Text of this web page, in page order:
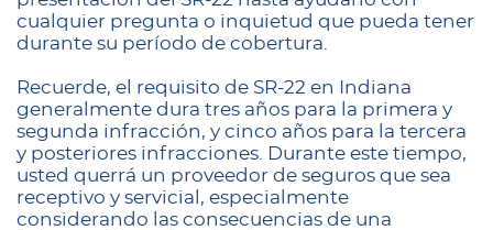
cualquier pregunta o inquietud que pueda tener
durante su período de cobertura.
Recuerde, el requisito de SR-22 en Indiana
generalmente dura tres años para la primera y
segunda infracción, y cinco años para la tercera
y posteriores infracciones. Durante este tiempo,
usted querrá un proveedor de seguros que sea
receptivo y servicial, especialmente
considerando las consecuencias de una